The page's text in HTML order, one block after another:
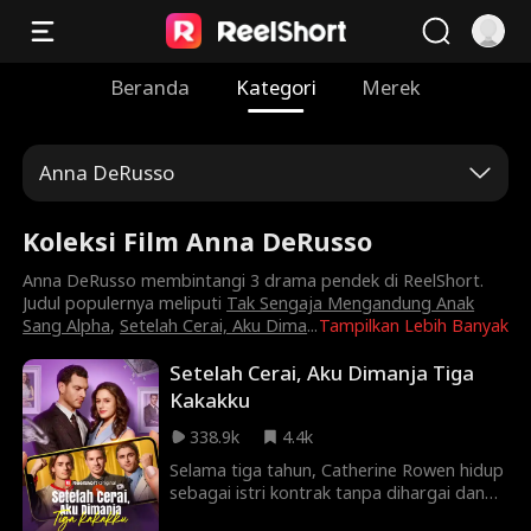
Beranda Kategori Merek
Anna DeRusso
Koleksi Film Anna DeRusso
Tampilkan Lebih Banyak
Anna DeRusso membintangi 3 drama pendek di ReelShort.
Judul populernya meliputi Tak Sengaja Mengandung Anak
Sang Alpha,Setelah Cerai, Aku Dima...
Setelah Cerai, Aku Dimanja Tiga
Kakakku
338.9k
4.4k
Selama tiga tahun, Catherine Rowen hidup
sebagai istri kontrak tanpa dihargai dan